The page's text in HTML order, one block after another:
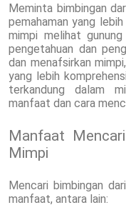
Meminta bimbingan
pemahaman yang
mimpi melihat
pengetahuan dan
dan menafsirkan
yang lebih
terkandung dalam
manfaat dan cara
Manfaat
Mimpi
Mencari bimbingan
manfaat, antara lain: